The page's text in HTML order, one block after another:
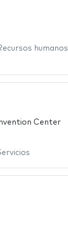
humanos
Center